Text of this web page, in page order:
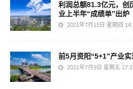
利润总额81.3亿元，创
业上半年“成绩单”出炉
2021年7月15日 星期四
前5月资阳“5+1”产业
2021年7月9日 星期五